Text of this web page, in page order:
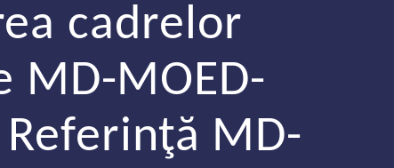
cadrelor
MD-MOED-
MD-